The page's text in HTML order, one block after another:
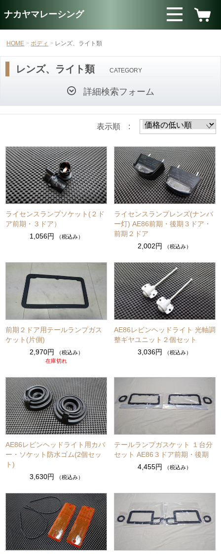
ナカヤマレーシング
HOME ボディ レンズ、ライト類
レンズ、ライト類 CATEGORY
詳細検索フォーム
表示順 :
ライセンスランプソケット(２ド
ア前期・３ドア）
1,056円
（税込み）
ライセンスランプレンズ(ナンバ
ー灯) AE86前期・後期３ドア・
前期２ドア
2,002円
（税込み）
前期２ドア用テールランプガス
ケット(片側)
2,970円
（税込み）
在庫切れ
AE86レビンヘッドライト 光軸調
整ギヤユニット２個セット
3,036円
（税込み）
AE86レビンヘッドライト用カバ
ー・ソケット防水ゴム(2個セッ
ト)
3,630円
（税込み）
テールランプガスケット １台分
セット AE86３ドア前期・後期
4,455円
（税込み）